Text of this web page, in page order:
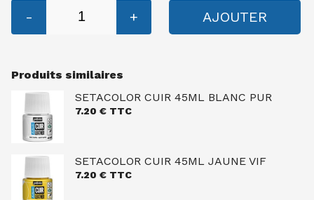
- + AJOUTER
Produits similaires
SETACOLOR CUIR 45ML BLANC PUR
7.20 € TTC
SETACOLOR CUIR 45ML JAUNE VIF
7.20 € TTC